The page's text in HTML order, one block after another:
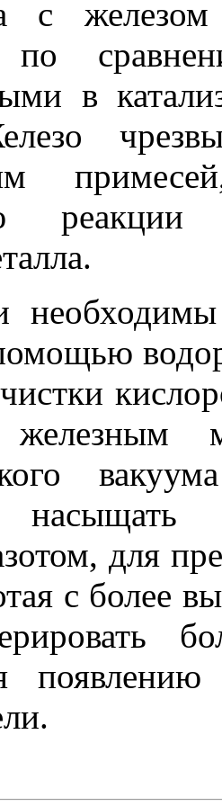
с
по
в
реакции
насыщать
для
с более